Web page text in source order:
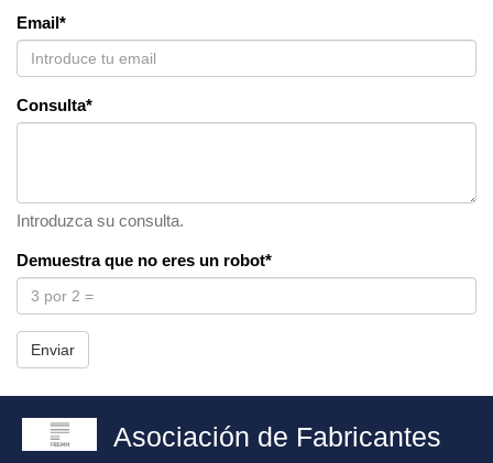
Email*
Consulta*
Introduzca su consulta.
Demuestra que no eres un robot*
Enviar
Asociación de Fabricantes